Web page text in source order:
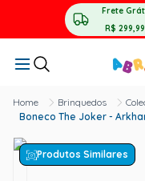
Frete
R$ 299,99
Brinquedos
Boneco The Joker -
Produtos Similares